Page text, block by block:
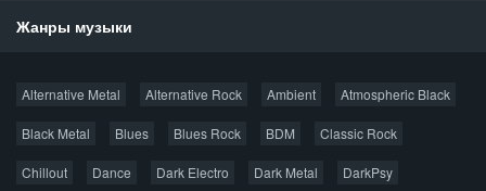
Жанры музыки
Alternative Metal Alternative Rock Ambient Atmospheric Black
Black Metal Blues Blues Rock BDM Classic Rock
Chillout Dance Dark Electro Dark Metal DarkPsy
Новые раздачи
Популярное за сутки